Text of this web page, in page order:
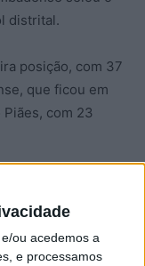
ou acedemos a
e processamos
distrital.
posição, com 37
que ficou em
com 23